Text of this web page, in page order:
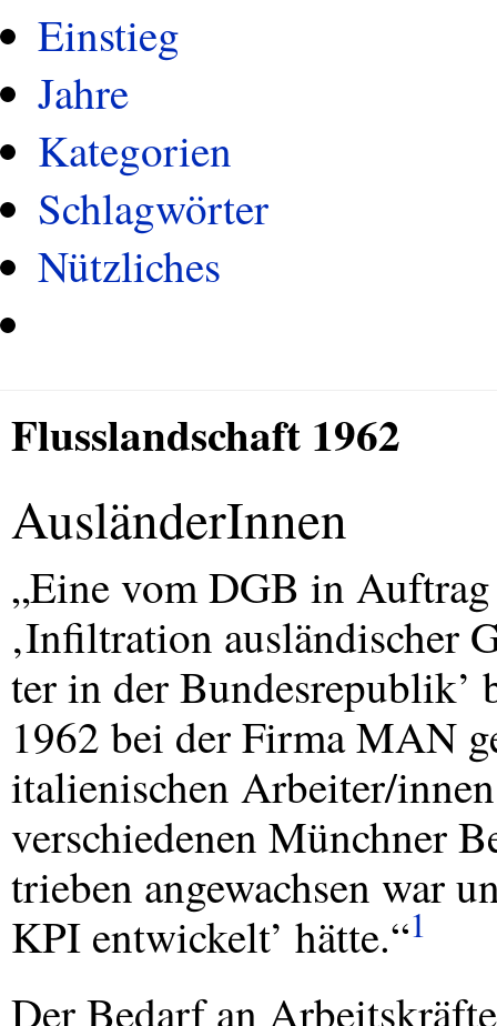
Einstieg
Jahre
Kategorien
Schlagwörter
Nützliches
Flusslandschaft 1962
AusländerInnen
„Eine vomDGB in Auftrag
‚Infiltration ausländischer
ter in der Bundesrepublik’
1962 bei der FirmaMAN
italienischen Arbeiter/
verschiedenen Münchner
trieben angewachsen war
KPI entwickelt’ hätte.“1
Der Bedarf an